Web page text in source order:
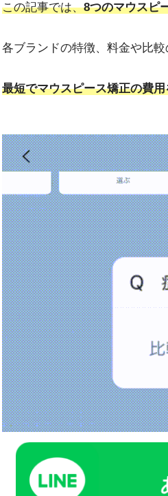
u.ac.jp/
https://www.oita-u.ac.jp/
この記事では、8つのマウスピ
各ブランドの特徴、料金や比
最短でマウスピース矯正の費